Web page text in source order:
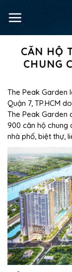
CĂN HỘ
CHUNG
The Peak Garden
Quận 7, TP.HCM
The Peak Garden
900 căn hộ chung
nhà phố, biệt thự,